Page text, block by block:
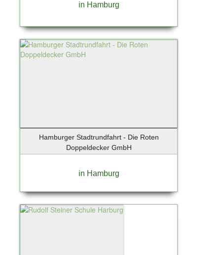
in Hamburg
Hamburger Stadtrundfahrt - Die Roten
Doppeldecker GmbH
in Hamburg